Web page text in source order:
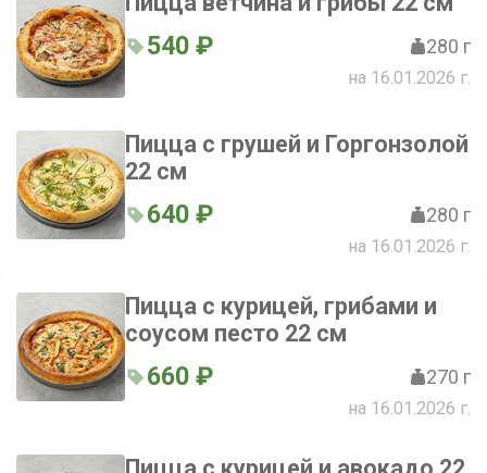
540 ₽ 280 г
на 16.01.2026 г.
Пицца с грушей и Горгонзолой
22 см
640 ₽ 280 г
на 16.01.2026 г.
Пицца с курицей, грибами и
соусом песто 22 см
660 ₽ 270 г
на 16.01.2026 г.